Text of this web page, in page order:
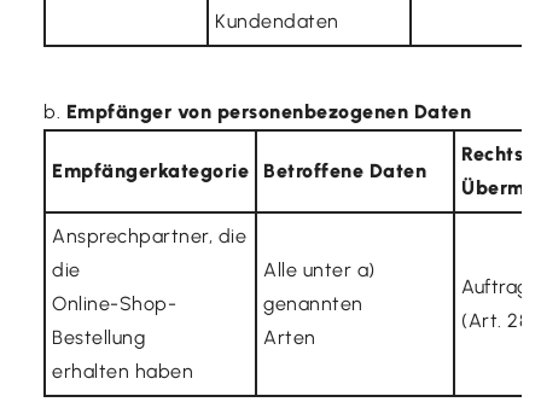
Kundendaten
Empfänger von personenbezogenen Daten
Empfängerkategorie Betroffene Daten
Ansprechpartner, die
die
Online-Shop-
Bestellung
erhalten haben
Alle unter a)
genannten
Arten
(Art. 28